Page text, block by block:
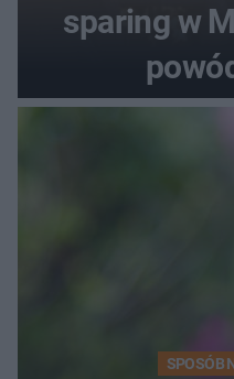
sparing w
SPOSÓB